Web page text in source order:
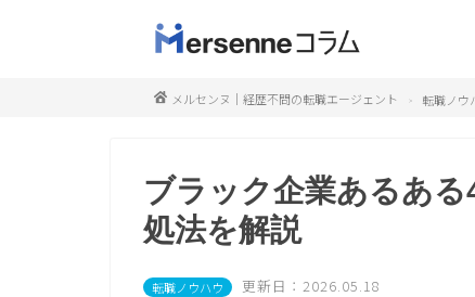
メルセンヌ｜経歴不問の転職エージェント 転職ノウ
ブラック企業あるあ
処法を解説
転職ノウハウ 更新日：2026.05.18